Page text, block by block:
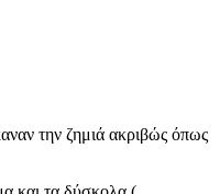
την ζημιά ακριβώς όπως